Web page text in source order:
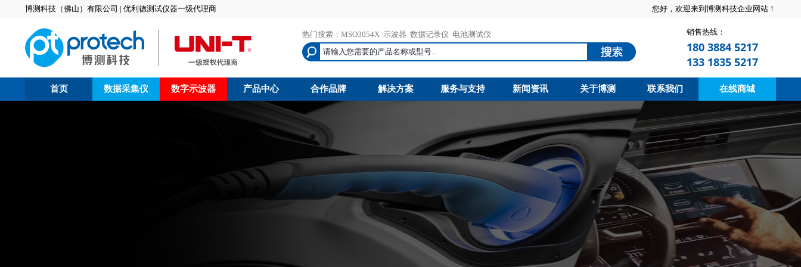
博测科技（佛山）有限公司 | 优利德测试仪器一级代理商 您好，欢迎来到博测科技企业网站！
热门搜索： MSO3054X 示波器 数据记录仪 电池测试仪 销售热线：
180 3884 5217
133 1835 5217
首页 数据采集仪 数字示波器 产品中心 合作品牌 解决方案 服务与支持 新闻资讯 关于博测 联系我们 在线商城